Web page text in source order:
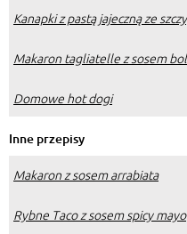
Kanapki z pastą jajeczną ze
Makaron tagliatelle z sosem
Domowe hot dogi
Inne przepisy
Makaron z sosem arrabiata
Rybne Taco z sosem spicy mayo